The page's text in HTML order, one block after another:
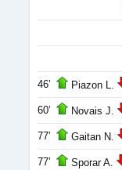
46’ Piazon L.
60’ Novais J.
77’ Gaitan N.
77’ Sporar A.